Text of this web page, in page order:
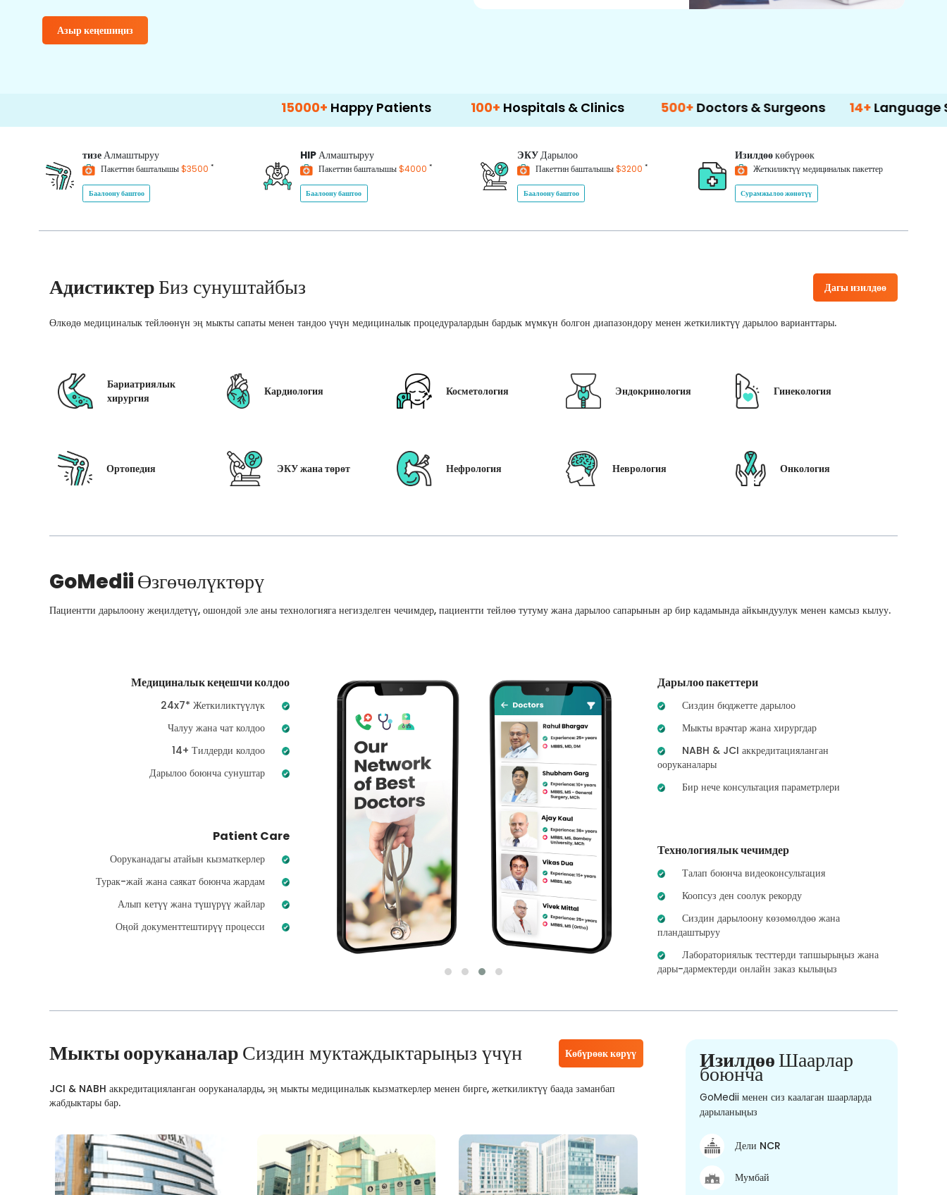
Азыр кеңешиңиз
Happy Patients 100+ Hospitals & Clinics 500+ Doctors & Surgeons 14+Language Support
тизеАлмаштыруу
Пакеттин башталышы$3500 *
Баалоону баштоо
HIPАлмаштыруу
Пакеттин башталышы$4000 *
Баалоону баштоо
ЭКУДарылоо
Пакеттин башталышы$3200 *
Баалоону баштоо
Изилдөөкөбүрөөк
Жеткиликтүү медициналык пакеттер
Сурамжылоо жөнөтүү
АдистиктерБиз сунуштайбыз Дагы изилдөө
Өлкөдө медициналык тейлөөнүн эң мыкты сапаты менен тандоо үчүн медициналык процедуралардын бардык мүмкүн болгон диапазондору менен жеткиликтүү дарылоо варианттары.
Бариатриялык
хирургия
Кардиология Косметология Эндокринология Гинекология
Ортопедия ЭКУ жана төрөт Нефрология Неврология Онкология
GoMediiӨзгөчөлүктөрү
Пациентти дарылоону жеңилдетүү, ошондой эле аны технологияга негизделген чечимдер, пациентти тейлөө тутуму жана дарылоо сапарынын ар бир кадамында айкындуулук менен камсыз кылуу.
Медициналык кеңешчи колдоо
24x7* Жеткиликтүүлүк
Чалуу жана чат колдоо
14+ Тилдерди колдоо
Дарылоо боюнча сунуштар
Patient Care
Ооруканадагы атайын кызматкерлер
Турак-жай жана саякат боюнча жардам
Алып кетүү жана түшүрүү жайлар
Оңой документтештирүү процесси
Дарылоо пакеттери
Сиздин бюджетте дарылоо
Мыкты врачтар жана хирургдар
NABH & JCI аккредитацияланган
ооруканалары
Бир нече консультация параметрлери
Технологиялык чечимдер
Талап боюнча видеоконсультация
Коопсуз ден соолук рекорду
Сиздин дарылоону көзөмөлдөө жана
пландаштыруу
Лабораториялык тесттерди тапшырыңыз жана
дары-дармектерди онлайн заказ кылыңыз
Мыкты ооруканаларСиздин муктаждыктарыңыз үчүн Көбүрөөк көрүү
JCI & NABH аккредитацияланган ооруканаларды, эң мыкты медициналык кызматкерлер менен бирге, жеткиликтүү баада заманбап
жабдыктары бар.
ИзилдөөШаарлар
боюнча
GoMedii менен сиз каалаган шаарларда
дарыланыңыз
Дели NCR
Мумбай